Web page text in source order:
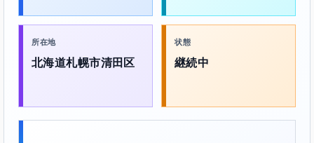
所在地
北海道札幌市清田区
状態
継続中